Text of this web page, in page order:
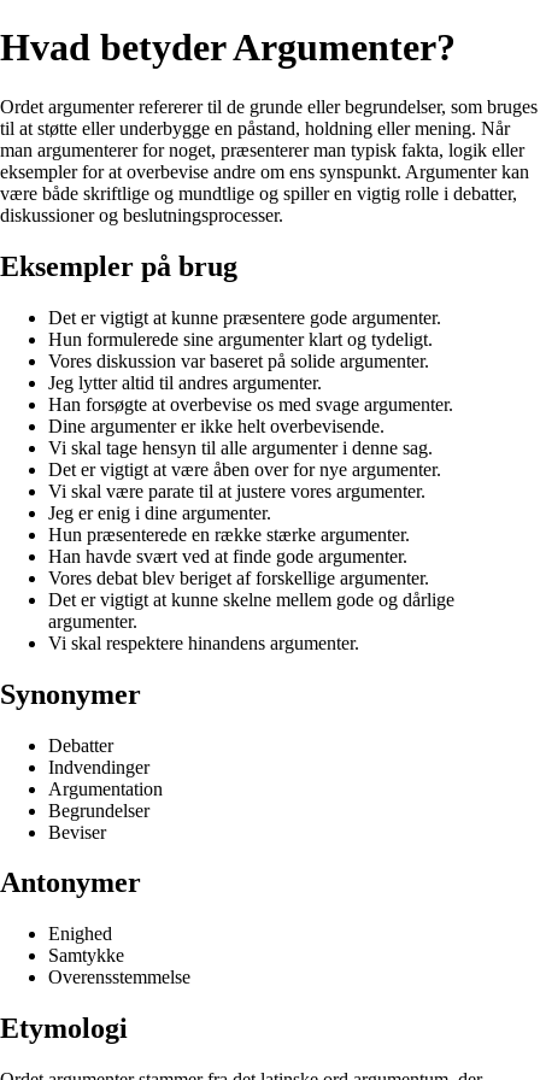
Hvad betyder Argumenter?
Ordet argumenter refererer til de grunde eller begrundelser, som bruges
til at støtte eller underbygge en påstand, holdning eller mening. Når
man argumenterer for noget, præsenterer man typisk fakta, logik eller
eksempler for at overbevise andre om ens synspunkt. Argumenter kan
være både skriftlige og mundtlige og spiller en vigtig rolle i debatter,
diskussioner og beslutningsprocesser.
Eksempler på brug
Det er vigtigt at kunne præsentere gode argumenter.
Hun formulerede sine argumenter klart og tydeligt.
Vores diskussion var baseret på solide argumenter.
Jeg lytter altid til andres argumenter.
Han forsøgte at overbevise os med svage argumenter.
Dine argumenter er ikke helt overbevisende.
Vi skal tage hensyn til alle argumenter i denne sag.
Det er vigtigt at være åben over for nye argumenter.
Vi skal være parate til at justere vores argumenter.
Jeg er enig i dine argumenter.
Hun præsenterede en række stærke argumenter.
Han havde svært ved at finde gode argumenter.
Vores debat blev beriget af forskellige argumenter.
Det er vigtigt at kunne skelne mellem gode og dårlige
argumenter.
Vi skal respektere hinandens argumenter.
Synonymer
Debatter
Indvendinger
Argumentation
Begrundelser
Beviser
Antonymer
Enighed
Samtykke
Overensstemmelse
Etymologi